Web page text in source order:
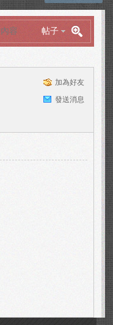
帖子
加為好友
發送消息